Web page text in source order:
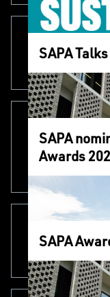
SAPA
SAPA
Awards
SAPA